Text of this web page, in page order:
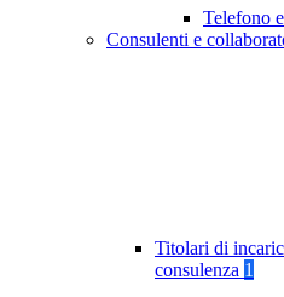
Telefono
Consulenti e
Titolari di
consulenza 1